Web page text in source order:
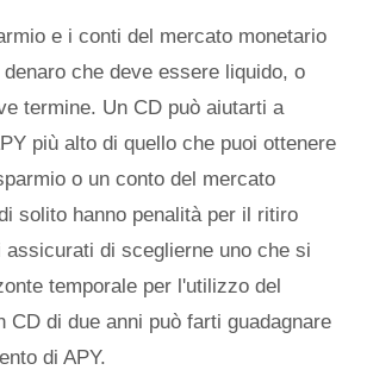
e i conti del mercato monetario
che deve essere liquido, o
termine. Un CD può aiutarti a
più alto di quello che puoi ottenere
o un conto del mercato
solito hanno penalità per il ritiro
assicurati di sceglierne uno che si
temporale per l'utilizzo del
CD di due anni può farti guadagnare
di APY.